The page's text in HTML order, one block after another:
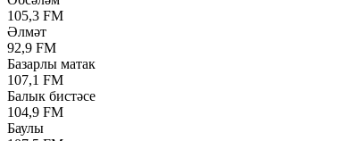
105,3 FM
Әлмәт
92,9 FM
Базарлы матак
107,1 FM
Балык бистәсе
104,9 FM
Баулы